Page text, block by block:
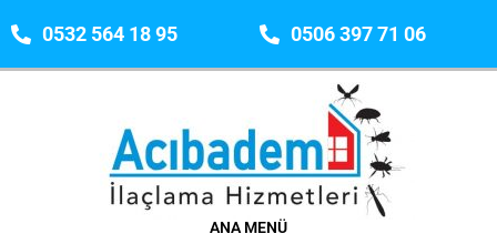
0532 564 18 95 0506 397 71 06
ANA MENÜ